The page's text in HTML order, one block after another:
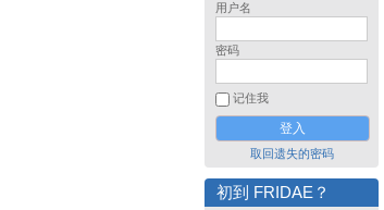
用户名
密码
记住我
取回遗失的密码
初到 FRIDAE？